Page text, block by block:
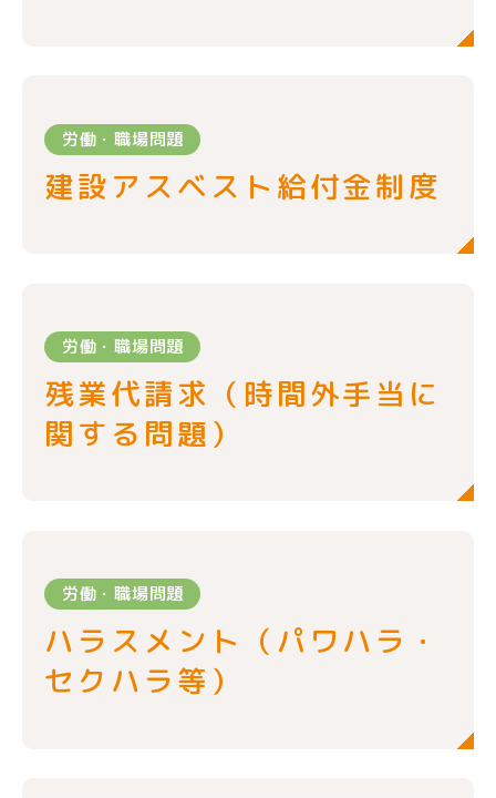
労働・職場問題
建設アスベスト給付金制度
労働・職場問題
残業代請求（時間外手当に
関する問題）
労働・職場問題
ハラスメント（パワハラ・
セクハラ等）